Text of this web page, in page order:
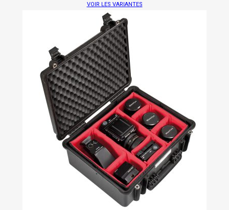
VOIR LES VARIANTES